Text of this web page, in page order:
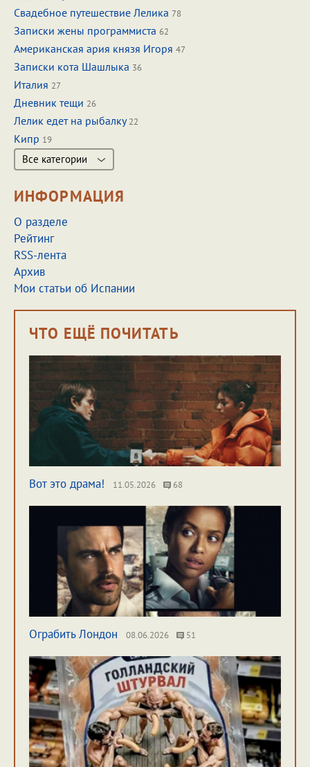
Свадебное путешествие Лелика 78
Записки жены программиста 62
Американская ария князя Игоря 47
Записки кота Шашлыка 36
Италия 27
Дневник тещи 26
Лелик едет на рыбалку22
Кипр 19
Все категории
ИНФОРМАЦИЯ
О разделе
Рейтинг
RSS-лента
Архив
Мои статьи об Испании
ЧТО ЕЩЁ ПОЧИТАТЬ
Вот это драма! 11.05.2026 68
Ограбить Лондон 08.06.2026 51